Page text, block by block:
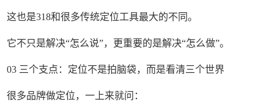
这也是318和很多传统定位工具最大的不同。
它不只是解决“怎么说”，更重要的是解决“怎么做”。
03 三个支点：定位不是拍脑袋，而是看清三个世界
很多品牌做定位，一上来就问：